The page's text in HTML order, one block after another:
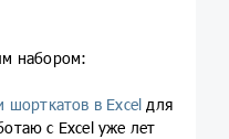
набором:
шорткатов в Excel для
c Excel уже лет